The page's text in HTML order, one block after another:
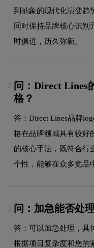
到抽象的现代化演变趋
同时保持品牌核心识别
时俱进，历久弥新。
2. 问：Direct Lines
格？
答：Direct Lines品牌
格在品牌领域具有较好
的核心手法，既符合行
个性，能够在众多竞品
3. 问：加急能否处
答：可以加急处理，具
根据项目复杂度和您的